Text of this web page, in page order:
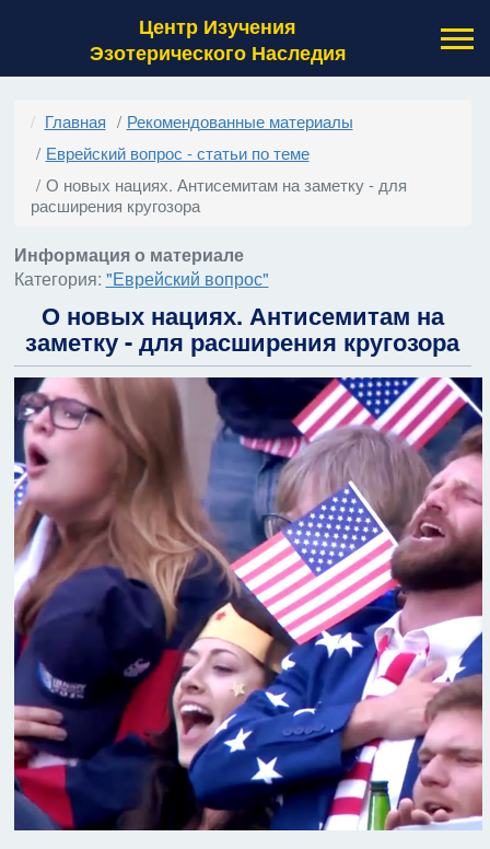
Центр Изучения
Эзотерического Наследия
Главная
Рекомендованные материалы
Еврейский вопрос - статьи по теме
О новых нациях. Антисемитам на заметку - для
расширения кругозора
Информация о материале
Категория: "Еврейский вопрос"
О новых нациях. Антисемитам на
заметку - для расширения кругозора